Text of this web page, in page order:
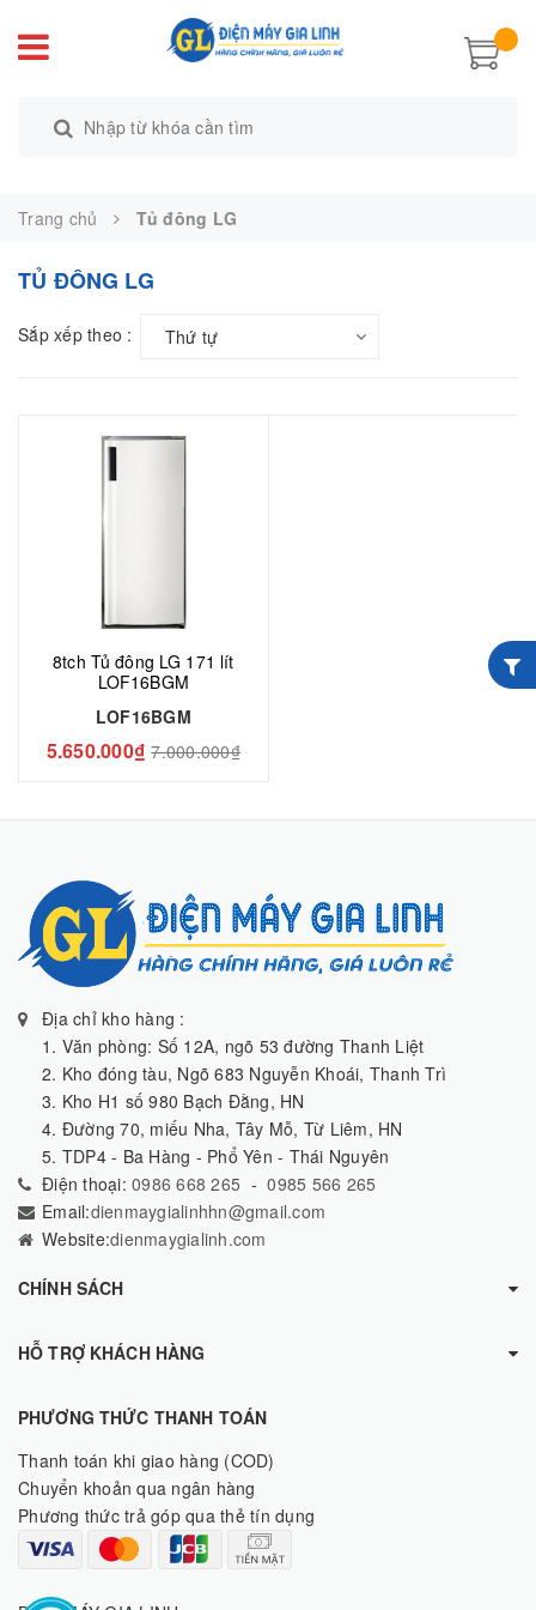
Trang chủ Tủ đông LG
TỦ ĐÔNG LG
Sắp xếp theo : Thứ tự
8tch Tủ đông LG 171 lít
LOF16BGM
LOF16BGM
5.650.000₫ 7.000.000₫
Địa chỉ kho hàng :
1. Văn phòng: Số 12A, ngõ 53 đường Thanh Liệt
2. Kho đóng tàu, Ngõ 683 Nguyễn Khoái, Thanh Trì
3. Kho H1 số 980 Bạch Đằng, HN
4. Đường 70, miếu Nha, Tây Mỗ, Từ Liêm, HN
5. TDP4 - Ba Hàng - Phổ Yên - Thái Nguyên
Điện thoại: 0986 668 265 -0985 566 265
Email:dienmaygialinhhn@gmail.com
Website:dienmaygialinh.com
CHÍNH SÁCH
HỖ TRỢ KHÁCH HÀNG
PHƯƠNG THỨC THANH TOÁN
Thanh toán khi giao hàng (COD)
Chuyển khoản qua ngân hàng
Phương thức trả góp qua thẻ tín dụng